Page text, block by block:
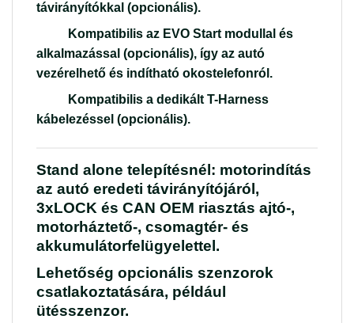
távirányítókkal (opcionális).
Kompatibilis az EVO Start modullal és
alkalmazással (opcionális), így az autó
vezérelhető és indítható okostelefonról.
Kompatibilis a dedikált T-Harness
kábelezéssel (opcionális).
Stand alone telepítésnél: motorindítás
az autó eredeti távirányítójáról,
3xLOCK és CAN OEM riasztás ajtó-,
motorháztető-, csomagtér- és
akkumulátorfelügyelettel.
Lehetőség opcionális szenzorok
csatlakoztatására, például
ütésszenzor.